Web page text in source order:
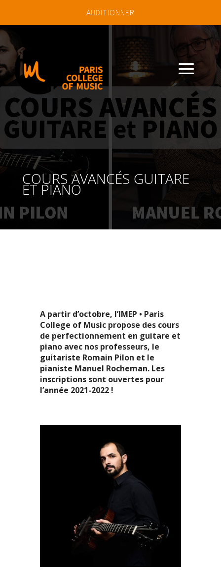
a
AUDITIONNER
COURS AVANCÉS GUITARE
ET PIANO
A partir d’octobre, l’IMEP • Paris
College of Music propose des cours
de perfectionnement en guitare et
piano avec nos professeurs, le
guitariste Romain Pilon et le
pianiste Manuel Rocheman. Les
inscriptions sont ouvertes pour
l’année 2021-2022 !